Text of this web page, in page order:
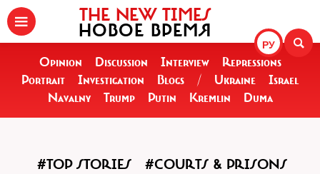
РУ
THE NEW TIMES
НОВОЕ ВРЕМЯ
Opinion Discussion Interview
Repressions
Portrait
Investigation Blogs / Ukraine
Israel
Navalny
Trump Putin Kremlin Duma
#TOP STORIES #COURTS & PRISONS